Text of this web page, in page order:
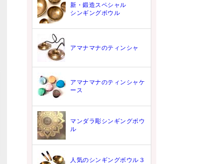
新・鍛造スペシャル
シンギングボウル
アマナマナのティンシャ
アマナマナのティンシャケ
ース
マンダラ彫シンギングボウ
ル
人気のシンギングボウル３